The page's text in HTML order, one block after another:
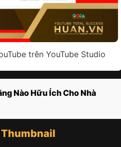
trên YouTube Studio
Nào Hữu Ích Cho Nhà
Thumbnail